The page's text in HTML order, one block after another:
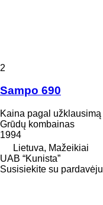
2
Sampo 690
Kaina pagal užklausimą
Grūdų kombainas
1994
Lietuva, Mažeikiai
UAB “Kunista”
Susisiekite su pardavėju